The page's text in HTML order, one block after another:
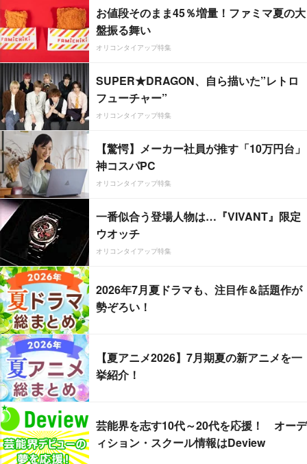
お値段そのまま45％増量！ファミマ夏の大
盤振る舞い
オリコンタイアップ特集
SUPER★DRAGON、自ら描いた”レトロ
フューチャー”
オリコンタイアップ特集
【驚愕】メーカー社員が推す「10万円台」
神コスパPC
オリコンタイアップ特集
一番似合う登場人物は…『VIVANT』限定
ウオッチ
オリコンタイアップ特集
2026年7月夏ドラマも、注目作＆話題作が
勢ぞろい！
【夏アニメ2026】7月期夏の新アニメを一
挙紹介！
芸能界を志す10代～20代を応援！ オーデ
ィション・スクール情報はDeview